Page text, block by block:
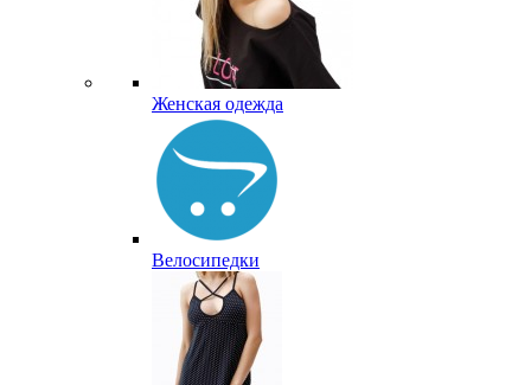
Женская одежда
Велосипедки